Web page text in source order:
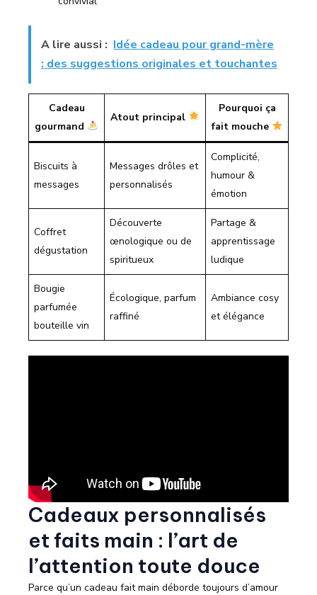
A lire aussi : Idée cadeau pour grand-mère
: des suggestions originales et touchantes
Cadeau
gourmand
Atout principal
Pourquoi ça
fait mouche
Biscuits à
messages
Messages drôles et
personnalisés
Complicité,
humour &
émotion
Coffret
dégustation
Découverte
œnologique ou de
spiritueux
Partage &
apprentissage
ludique
Bougie
parfumée
bouteille vin
Écologique, parfum
raffiné
Ambiance cosy
et élégance
Cadeaux personnalisés
et faits main : l’art de
l’attention toute douce
Parce qu’un cadeau fait main déborde toujours d’amour